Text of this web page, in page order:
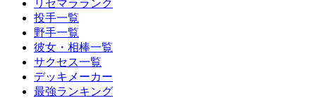
リセマラランク
投手一覧
野手一覧
彼女・相棒一覧
サクセス一覧
デッキメーカー
最強ランキング